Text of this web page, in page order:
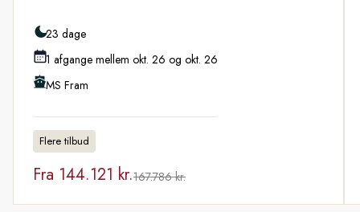
23 dage
1 afgange mellem okt. 26 og okt. 26
MS Fram
Flere tilbud
Fra 144.121 kr.167.786 kr.